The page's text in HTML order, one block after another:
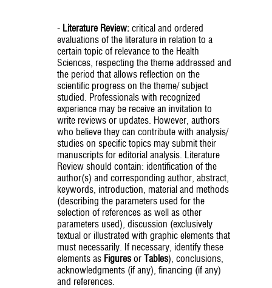
- Literature Review: critical and ordered
evaluations of the literature in relation to a
certain topic of relevance to the Health
Sciences, respecting the theme addressed and
the period that allows reflection on the
scientific progress on the theme/ subject
studied. Professionals with recognized
experience may be receive an invitation to
write reviews or updates. However, authors
who believe they can contribute with analysis/
studies on specific topics may submit their
manuscripts for editorial analysis. Literature
Review should contain: identification of the
author(s) and corresponding author, abstract,
keywords, introduction, material and methods
(describing the parameters used for the
selection of references as well as other
parameters used), discussion (exclusively
textual or illustrated with graphic elements that
must necessarily. If necessary, identify these
elements as Figures or Tables), conclusions,
acknowledgments (if any), financing (if any)
and references.